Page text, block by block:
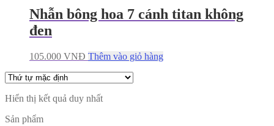
Nhẫn bông hoa 7 cánh titan không
đen
105.000 VNĐ Thêm vào giỏ hàng
Hiển thị kết quả duy nhất
Sản phẩm